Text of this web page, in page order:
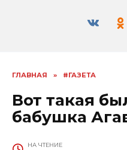
ГЛАВНАЯ » #ГАЗЕТА
Вот такая
бабушка
НА ЧТЕНИЕ